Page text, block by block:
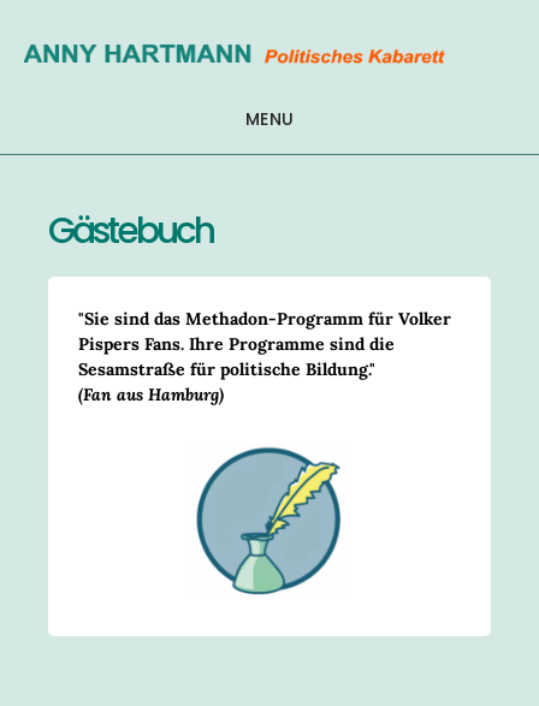
springen
MENU
Gästebuch
"Sie sind das Methadon-Programm für Volker
Pispers Fans. Ihre Programme sind die
Sesamstraße für politische Bildung."
(Fan aus Hamburg)